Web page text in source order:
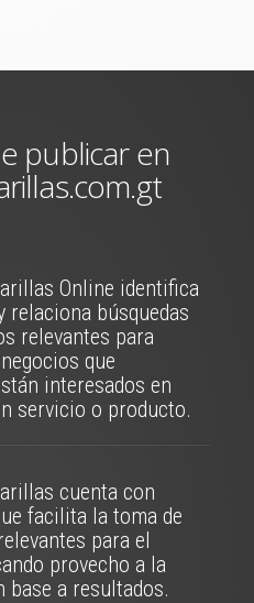
publicar en
Online identifica
relaciona búsquedas
relevantes para
que
interesados en
servicio o producto.
cuenta con
facilita la toma de
para el
provecho a la
base a resultados.